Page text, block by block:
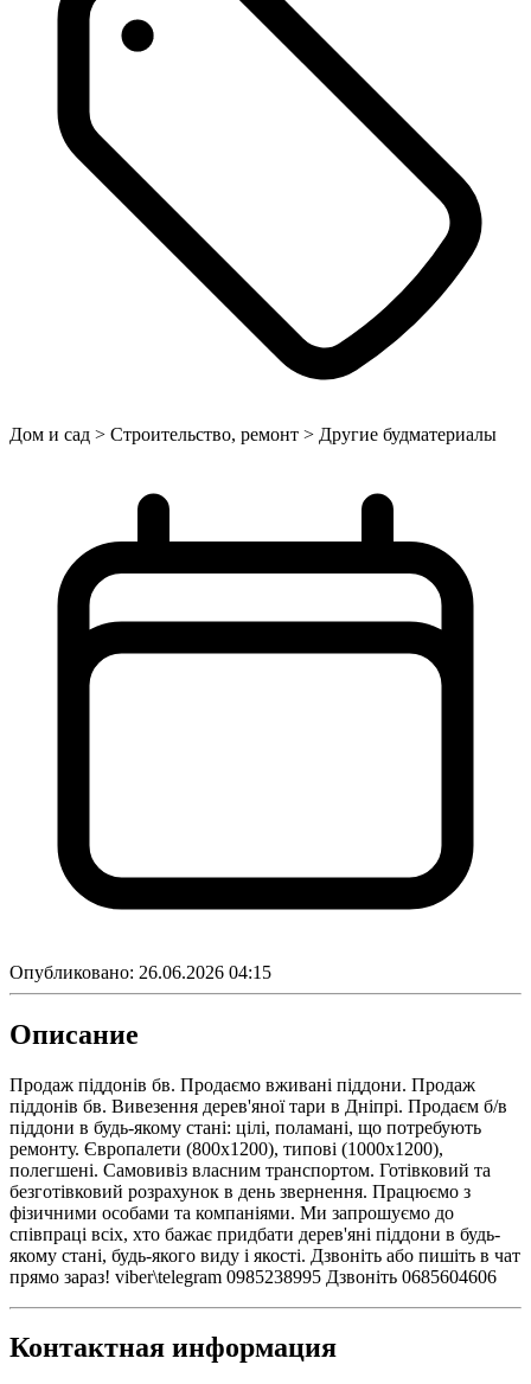
Дом и сад > Строительство, ремонт > Другие будматериалы
Опубликовано: 26.06.2026 04:15
Описание
Продаж піддонів бв. Продаємо вживані піддони. Продаж
піддонів бв. Вивезення дерев'яної тари в Дніпрі. Продаєм б/в
піддони в будь-якому стані: цілі, поламані, що потребують
ремонту. Європалети (800х1200), типові (1000х1200),
полегшені. Самовивіз власним транспортом. Готівковий та
безготівковий розрахунок в день звернення. Працюємо з
фізичними особами та компаніями. Ми запрошуємо до
співпраці всіх, хто бажає придбати дерев'яні піддони в будь-
якому стані, будь-якого виду і якості. Дзвоніть або пишіть в чат
прямо зараз! viber\telegram 0985238995 Дзвоніть 0685604606
Контактная информация